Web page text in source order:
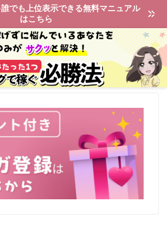
でも上位表示できる無料マニュアル
はこちら